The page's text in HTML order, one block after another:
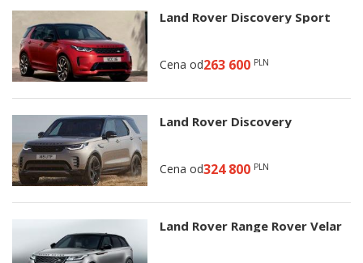
Land Rover Discovery Sport
Cena od263 600 PLN
Land Rover Discovery
Cena od324 800 PLN
Land Rover Range Rover Velar